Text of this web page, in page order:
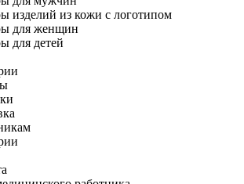
изделий из кожи с логотипом
для женщин
для детей